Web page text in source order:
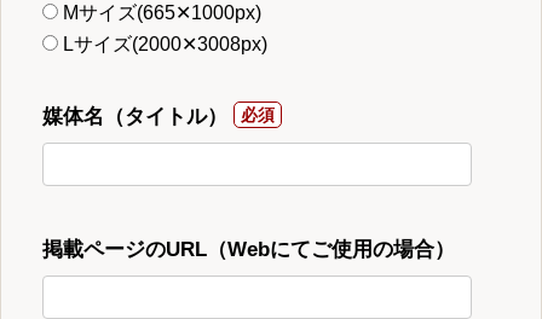
Mサイズ(665✕1000px)
Lサイズ(2000✕3008px)
媒体名（タイトル）
掲載ページのURL（Webにてご使用の場合）